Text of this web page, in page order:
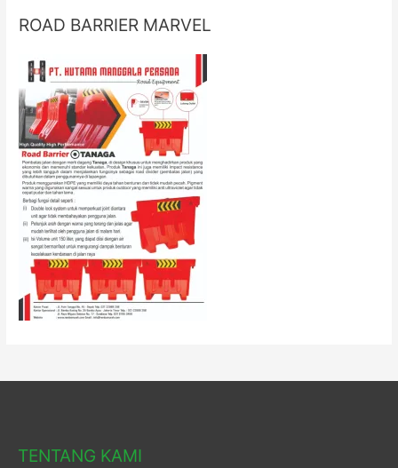
ROAD BARRIER MARVEL
TENTANG KAMI